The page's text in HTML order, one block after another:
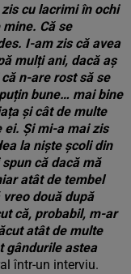
cu lacrimi în ochi
Că se
I-am zis că avea
mulți ani, dacă aș
n-are rost să se
bune… mai bine
și cât de multe
ei. Și mi-a mai zis
la niște școli din
că dacă mă
atât de tembel
două după
că, probabil, m-ar
atât de multe
gândurile astea
într-un interviu.